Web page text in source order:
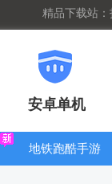
精品下载站
安卓单机
地铁跑酷手游